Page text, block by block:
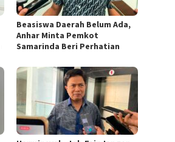
Beasiswa Daerah Belum Ada,
Anhar Minta Pemkot
Samarinda Beri Perhatian